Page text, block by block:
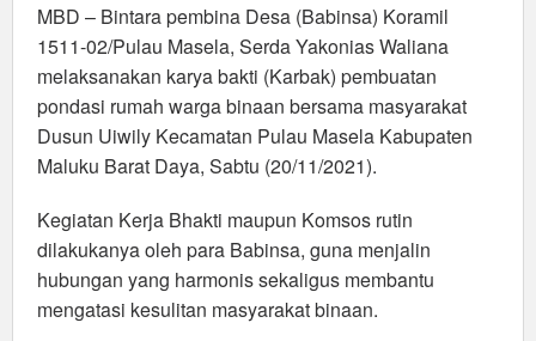
MBD – Bintara pembina Desa (Babinsa) Koramil
1511-02/Pulau Masela, Serda Yakonias Waliana
melaksanakan karya bakti (Karbak) pembuatan
pondasi rumah warga binaan bersama masyarakat
Dusun Uiwily Kecamatan Pulau Masela Kabupaten
Maluku Barat Daya, Sabtu (20/11/2021).
Kegiatan Kerja Bhakti maupun Komsos rutin
dilakukanya oleh para Babinsa, guna menjalin
hubungan yang harmonis sekaligus membantu
mengatasi kesulitan masyarakat binaan.